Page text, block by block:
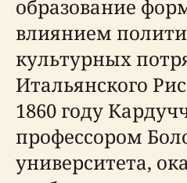
образование
влиянием
культурных
Итальянского
1860 году
профессором
университета,